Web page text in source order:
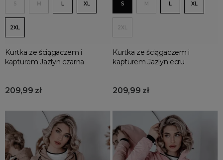
S M L XL
2XL
Kurtka ze ściągaczem i
kapturem Jazlyn czarna
209,99 zł
S M L XL
2XL
Kurtka ze ściągaczem i
kapturem Jazlyn ecru
209,99 zł